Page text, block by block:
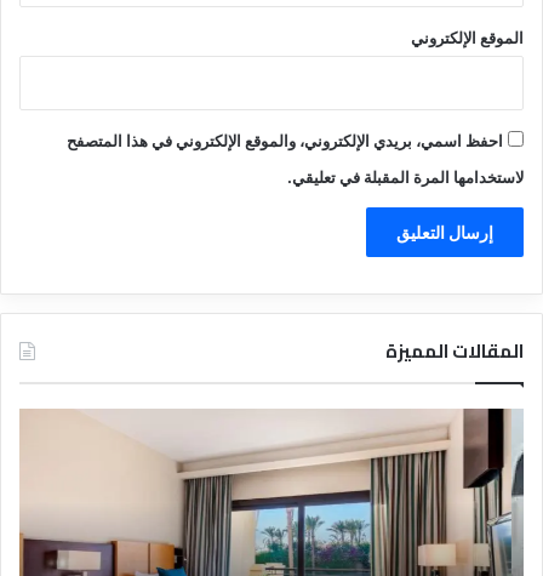
الموقع الإلكتروني
احفظ اسمي، بريدي الإلكتروني، والموقع الإلكتروني في هذا المتصفح
لاستخدامها المرة المقبلة في تعليقي.
المقالات المميزة
ل
ل